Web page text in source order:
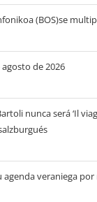
(BOS)se
de 2026
nunca será ‘Il
agenda veraniega